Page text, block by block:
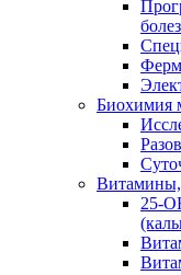
Биохимия
25-